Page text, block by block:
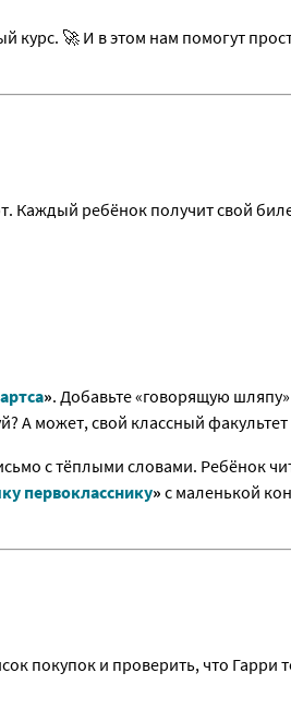
курс. 🚀 И в этом нам помогут
Каждый ребёнок получит свой
». Добавьте «говорящую
А может, свой классный факультет
с тёплыми словами. Ребёнок
первокласснику» с маленькой
покупок и проверить, что Гарри